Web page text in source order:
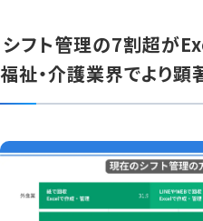
シフト管理の7割超が
福祉・介護業界でより顕